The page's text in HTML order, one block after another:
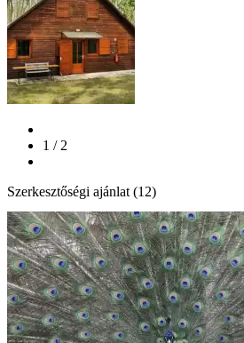
1 / 2
Szerkesztőségi ajánlat (12)